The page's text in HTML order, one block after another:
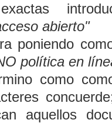
abierto"
poniendo
política en
como
aquellos